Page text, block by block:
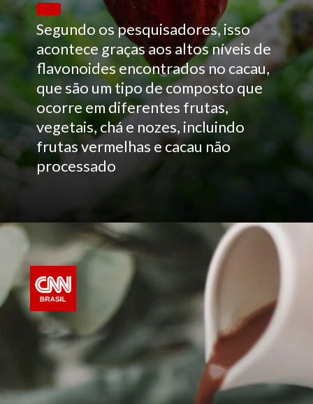
Segundo os pesquisadores, isso
acontece graças aos altos níveis de
flavonoides encontrados no cacau,
que são um tipo de composto que
ocorre em diferentes frutas,
vegetais, chá e nozes, incluindo
frutas vermelhas e cacau não
processado